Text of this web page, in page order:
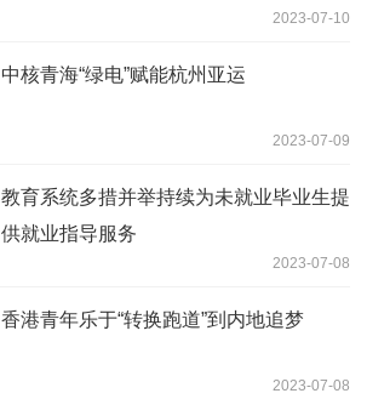
2023-07-10
中核青海“绿电”赋能杭州亚运
2023-07-09
教育系统多措并举持续为未就业毕业生提
供就业指导服务
2023-07-08
香港青年乐于“转换跑道”到内地追梦
2023-07-08